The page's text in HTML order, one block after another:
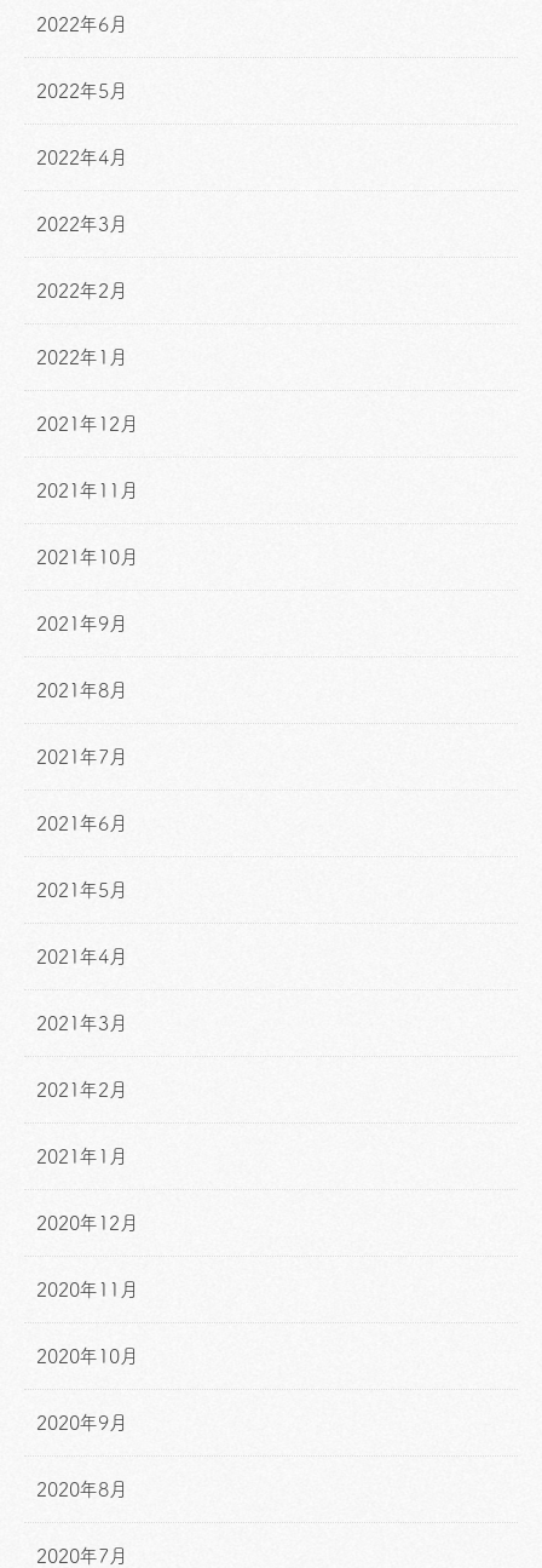
2022年6月
2022年5月
2022年4月
2022年3月
2022年2月
2022年1月
2021年12月
2021年11月
2021年10月
2021年9月
2021年8月
2021年7月
2021年6月
2021年5月
2021年4月
2021年3月
2021年2月
2021年1月
2020年12月
2020年11月
2020年10月
2020年9月
2020年8月
2020年7月